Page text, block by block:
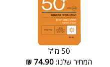
50 מ"ל
המחיר שלנו: 74.90
₪